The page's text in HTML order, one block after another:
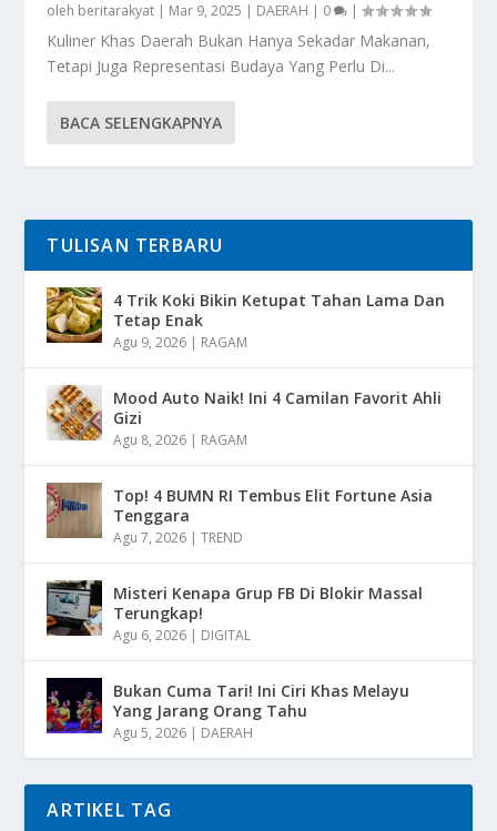
oleh beritarakyat Mar 9, 2025 DAERAH 0 |
Kuliner Khas Daerah Bukan Hanya Sekadar Makanan,
Tetapi Juga Representasi Budaya Yang Perlu Di...
BACA SELENGKAPNYA
TULISAN TERBARU
4 Trik Koki Bikin Ketupat Tahan Lama Dan
Tetap Enak
Agu 9, 2026 RAGAM
Mood Auto Naik! Ini 4 Camilan Favorit Ahli
Gizi
Agu 8, 2026 RAGAM
Top! 4 BUMN RI Tembus Elit Fortune Asia
Tenggara
Agu 7, 2026 |TREND
Misteri Kenapa Grup FB Di Blokir Massal
Terungkap!
Agu 6, 2026 DIGITAL
Bukan Cuma Tari! Ini Ciri Khas Melayu
Yang Jarang Orang Tahu
Agu 5, 2026 DAERAH
ARTIKEL TAG